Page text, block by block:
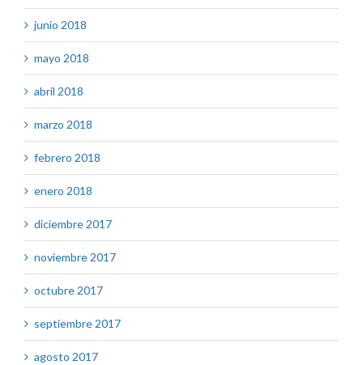
junio 2018
mayo 2018
abril 2018
marzo 2018
febrero 2018
enero 2018
diciembre 2017
noviembre 2017
octubre 2017
septiembre 2017
agosto 2017